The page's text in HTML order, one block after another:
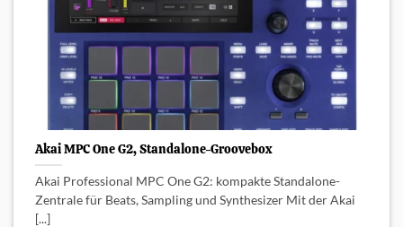
Akai MPC One G2, Standalone-Groovebox
Akai Professional MPC One G2: kompakte Standalone-
Zentrale für Beats, Sampling und Synthesizer Mit der Akai
[...]